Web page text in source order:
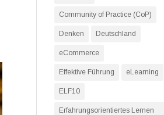
Community of Practice (CoP)
Denken Deutschland
eCommerce
Effektive Führung eLearning
ELF10
Erfahrungsorientiertes Lernen